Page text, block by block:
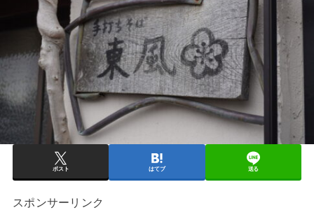
ポスト はてブ 送る
スポンサーリンク